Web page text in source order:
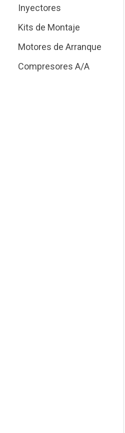
Inyectores
Kits de Montaje
Motores de Arranque
Compresores A/A